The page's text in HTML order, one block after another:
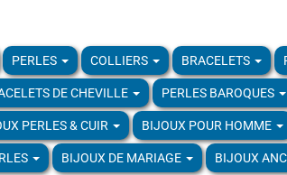
PERLES COLLIERS BRACELETS
DE CHEVILLE PERLES BAROQUES
PERLES & CUIR BIJOUX POUR HOMME
BIJOUX DE MARIAGE BIJOUX